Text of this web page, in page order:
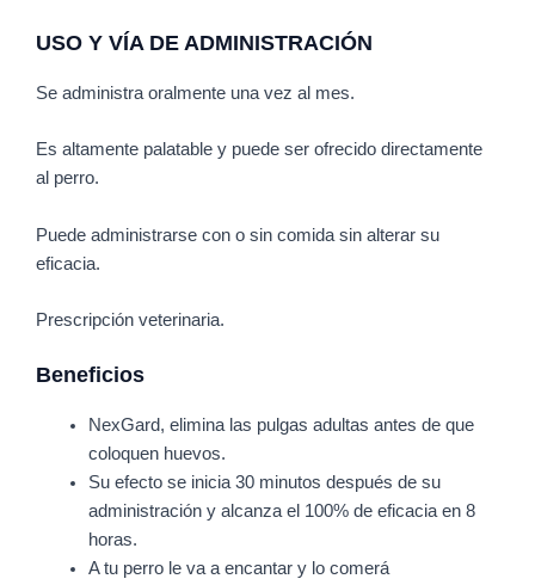
USO Y VÍA DE ADMINISTRACIÓN
Se administra oralmente una vez al mes.
Es altamente palatable y puede ser ofrecido directamente
al perro.
Puede administrarse con o sin comida sin alterar su
eficacia.
Prescripción veterinaria.
Beneficios
NexGard, elimina las pulgas adultas antes de que
coloquen huevos.
Su efecto se inicia 30 minutos después de su
administración y alcanza el 100% de eficacia en 8
horas.
A tu perro le va a encantar y lo comerá